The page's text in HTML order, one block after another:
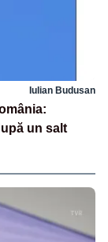
Iulian Budusan
un salt